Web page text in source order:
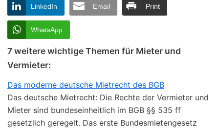
LinkedIn Email Print
WhatsApp
7 weitere wichtige Themen für Mieter und
Vermieter:
Das moderne deutsche Mietrecht des BGB
Das deutsche Mietrecht: Die Rechte der Vermieter und
Mieter sind bundeseinheitlich im BGB §§ 535 ff
gesetzlich geregelt. Das erste Bundesmietengesetz